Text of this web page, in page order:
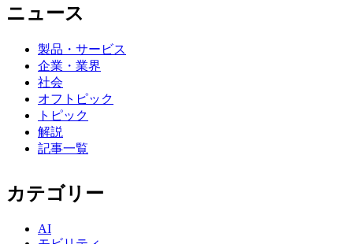
ニュース
製品・サービス
企業・業界
社会
オフトピック
トピック
解説
記事一覧
カテゴリー
AI